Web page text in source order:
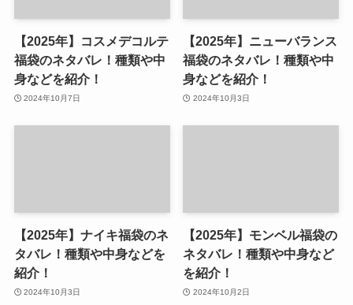
【2025年】コスメデコルテ
福袋のネタバレ！種類や中
身などを紹介！
2024年10月7日
【2025年】ニューバランス
福袋のネタバレ！種類や中
身などを紹介！
2024年10月3日
【2025年】ナイキ福袋のネ
タバレ！種類や中身などを
紹介！
2024年10月3日
【2025年】モンベル福袋の
ネタバレ！種類や中身など
を紹介！
2024年10月2日